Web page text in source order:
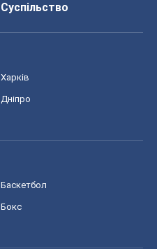
Суспільство
Харків
Дніпро
Баскетбол
Бокс